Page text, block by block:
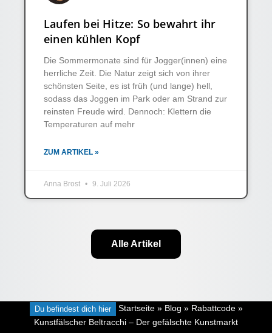
Laufen bei Hitze: So bewahrt ihr
einen kühlen Kopf
Die Sommermonate sind für Jogger(innen) eine
herrliche Zeit. Die Natur zeigt sich von ihrer
schönsten Seite, es ist früh (und lange) hell,
sodass das Joggen im Park oder am Strand zur
reinsten Freude wird. Dennoch: Klettern die
Temperaturen auf mehr
ZUM ARTIKEL »
Anna Brost 9. Juli 2026
Alle Artikel
Du befindest dich hier Startseite» Blog » Rabattcode»
Kunstfälscher Beltracchi – Der gefälschte Kunstmarkt